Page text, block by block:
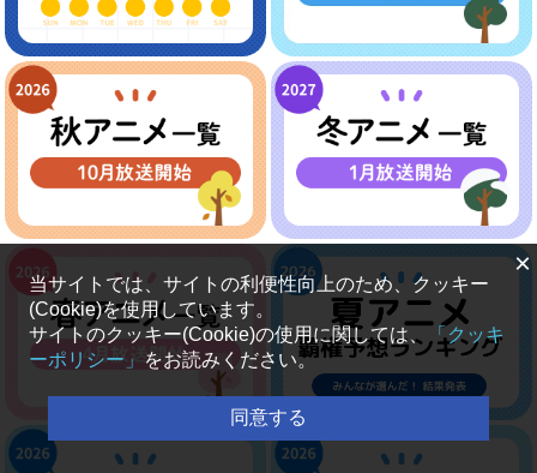
×
当サイトでは、サイトの利便性向上のため、クッキー
(Cookie)を使用しています。
サイトのクッキー(Cookie)の使用に関しては、
「クッキ
ーポリシー」
をお読みください。
同意する